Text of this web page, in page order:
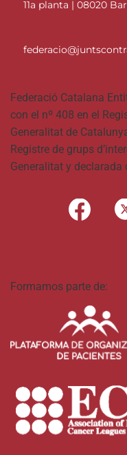
11a planta | 08020
Federació Catalana
con el nº 408 en el
Generalitat de
Registre de grups
Generalitat y declarada
Formamos parte de: